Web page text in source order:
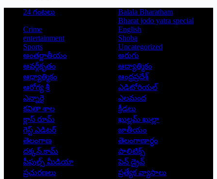
24 గంటలు
Balala Bharatham
Bharat jodo yatra special
Crime
English
entertainment
Shoba
Sports
Uncategorized
అంతర్జాతీయం
అరుగు
అవర్గీకృతం
ఆద్యాత్మికం
ఆధ్యాత్మికం
ఆంధ్రప్రదేశ్
ఆరోగ్య శ్రీ
ఎడిటోరియల్
ఎన్నారై
ఎలమంద
కవితా శాల
క్రీడలు
క్లాస్ రూమ్
ఖుల్లమ్ ఖుల్లా
గెస్ట్ ఎడిటర్
జాతీయం
తెలంగాణ
తెలంగాణార్థం
దక్కన్.కామ్
పాలిటిక్స్
పీపుల్స్ ‌మీడియా
పెన్ డ్రైవ్
ప్రచురణలు
ప్రత్యేక వ్యాసాలు